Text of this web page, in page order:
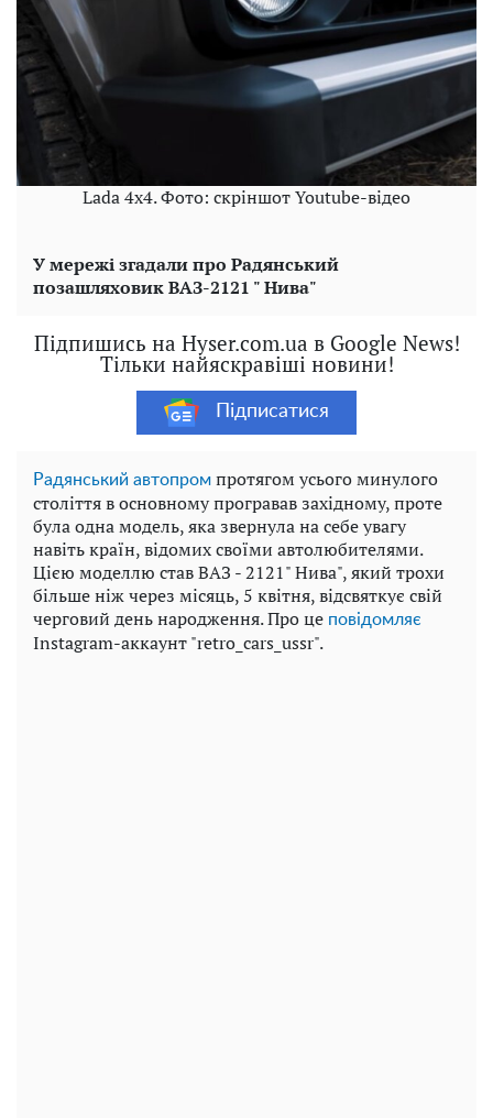
Lada 4x4. Фото: скріншот Youtube-відео
У мережі згадали про Радянський
позашляховик ВАЗ-2121 " Нива"
Підпишись на Hyser.com.ua в Google News!
Тільки найяскравіші новини!
Підписатися
Радянський автопром протягом усього минулого
століття в основному програвав західному, проте
була одна модель, яка звернула на себе увагу
навіть країн, відомих своїми автолюбителями.
Цією моделлю став ВАЗ - 2121" Нива", який трохи
більше ніж через місяць, 5 квітня, відсвяткує свій
черговий день народження. Про це повідомляє
Instagram-аккаунт "retro_cars_ussr".